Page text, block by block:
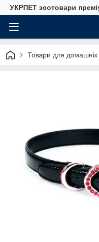
УКРПЕТ зоотовари
Товари для домашніх